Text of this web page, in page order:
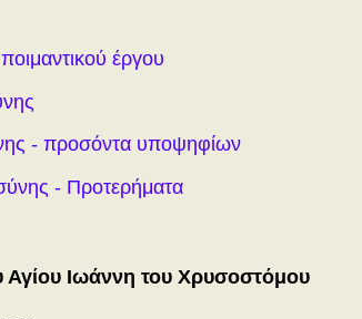
έργου
- προσόντα υποψηφίων
- Προτερήματα
Ιωάννη του Χρυσοστόμου